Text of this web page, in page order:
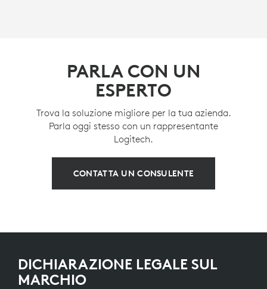
PARLA CON UN
ESPERTO
Trova la soluzione migliore per la tua azienda.
Parla oggi stesso con un rappresentante
Logitech.
CONTATTA UN CONSULENTE
DICHIARAZIONE LEGALE SUL
MARCHIO